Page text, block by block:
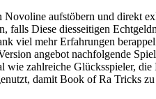
Novoline aufstöbern und direkt
Diese diesseitigen
viel mehr Erfahrungen
angebot nachfolgende
zahlreiche Glücksspieler,
damit Book of Ra Tricks